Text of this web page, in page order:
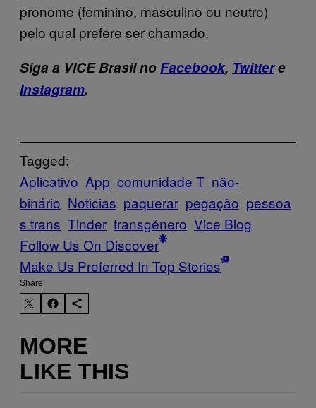
pronome (feminino, masculino ou neutro)
pelo qual prefere ser chamado.
Siga a VICE BrasilnoFacebook, Twittere
Instagram.
Tagged:
Aplicativo App comunidade T não-
binário Noticias paquerar pegação pessoa
s trans Tinder transgénero Vice Blog
Follow Us On Discover
Make Us Preferred In Top Stories
Share:
MORE
LIKE THIS